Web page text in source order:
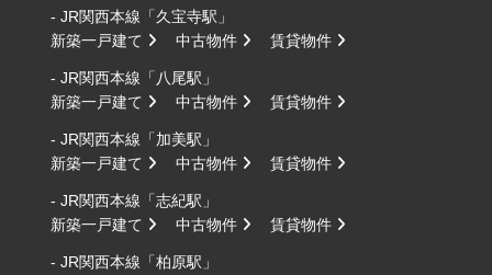
- JR関西本線「久宝寺駅」
新築一戸建て
中古物件 賃貸物件
- JR関西本線「八尾駅」
新築一戸建て
中古物件 賃貸物件
- JR関西本線「加美駅」
新築一戸建て
中古物件 賃貸物件
- JR関西本線「志紀駅」
新築一戸建て
中古物件 賃貸物件
- JR関西本線「柏原駅」